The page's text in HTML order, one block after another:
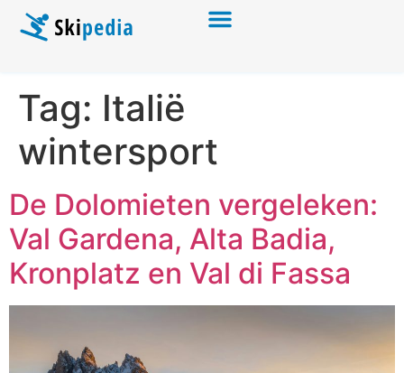
Tag: Italië
wintersport
De Dolomieten vergeleken:
Val Gardena, Alta Badia,
Kronplatz en Val di Fassa